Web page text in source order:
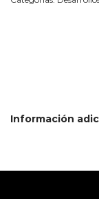
Información